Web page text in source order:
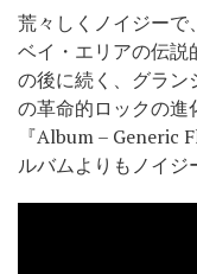
荒々しくノイジーで
ベイ・エリアの伝説
の後に続く、グラン
の革命的ロックの進
『Album – Generic
ルバムよりもノイジ